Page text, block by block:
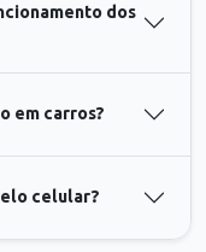
dos
em carros?
celular?